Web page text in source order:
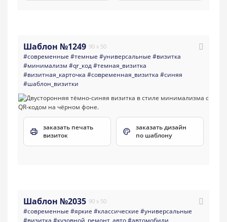
Шаблон №1249 90 x 50
#современные #темные #универсальные #визитка
#минимализм #qr_код#темная_визитка
#визитная_карточка #современная_визитка #синяя
#шаблон_визитки
заказать печать
визиток
заказать дизайн
по шаблону
Шаблон №2035 90 x 50
#современные #яркие #классические #универсальные
#визитка #кузовной_ремонт_авто#автомобили